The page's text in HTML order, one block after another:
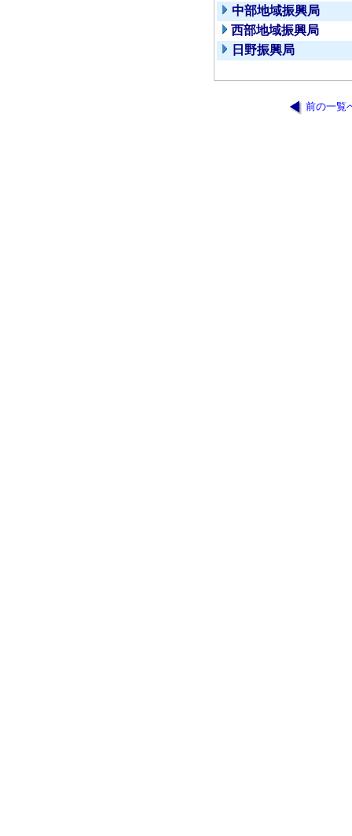
中部地域振興局
西部地域振興局
日野振興局
前の一覧